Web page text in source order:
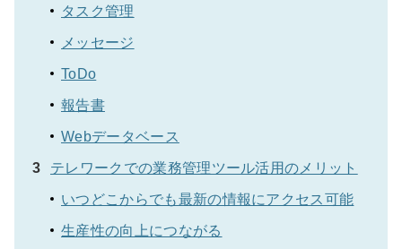
タスク管理
メッセージ
ToDo
報告書
Webデータベース
テレワークでの業務管理ツール活用のメリット
いつどこからでも最新の情報にアクセス可能
生産性の向上につながる